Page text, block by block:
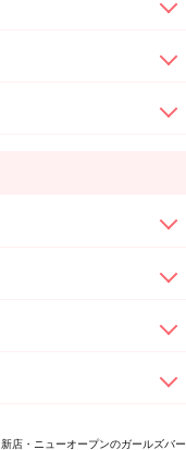
新店・ニューオープンのガールズバ